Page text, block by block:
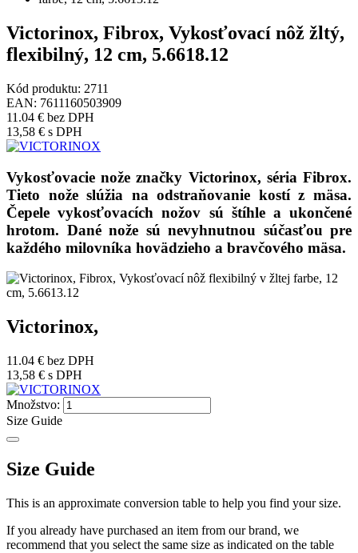
Victorinox, Fibrox, Vykosťovací nôž žltý,
flexibilný, 12 cm, 5.6618.12
Kód produktu: 2711
EAN: 7611160503909
11.04 € bez DPH
13,58 € s DPH
Vykosťovacie nože značky Victorinox, séria Fibrox.
Tieto nože slúžia na odstraňovanie kostí z mäsa.
Čepele vykosťovacích nožov sú štíhle a ukončené
hrotom. Dané nože sú nevyhnutnou súčasťou pre
každého milovníka hovädzieho a bravčového mäsa.
Victorinox,
11.04 € bez DPH
13,58 € s DPH
Množstvo:
Size Guide
Size Guide
This is an approximate conversion table to help you find your size.
If you already have purchased an item from our brand, we
recommend that you select the same size as indicated on the table